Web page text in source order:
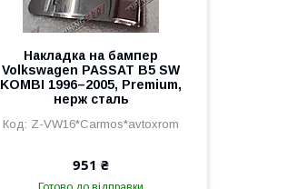
Накладка на бампер
Volkswagen PASSAT B5 SW
KOMBI 1996–2005, Premium,
нерж сталь
Z-VW16*Carmos*avtoxrom
951 ₴